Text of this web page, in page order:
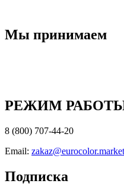
Мы принимаем
РЕЖИМ РАБОТЫ:
8 (800) 707-44-20
Email: zakaz@eurocolor.market
Подписка